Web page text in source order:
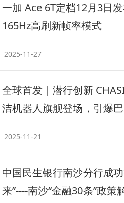
一加 Ace 6T定档12月3日
165Hz高刷新帧率模式
2025-11-27
全球首发｜潜行创新
洁机器人旗舰登场，引爆
2025-11-21
中国民生银行南沙分行成
来”----南沙“金融30条”政